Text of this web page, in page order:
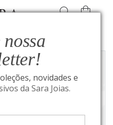
novidades e
da Sara Joias.